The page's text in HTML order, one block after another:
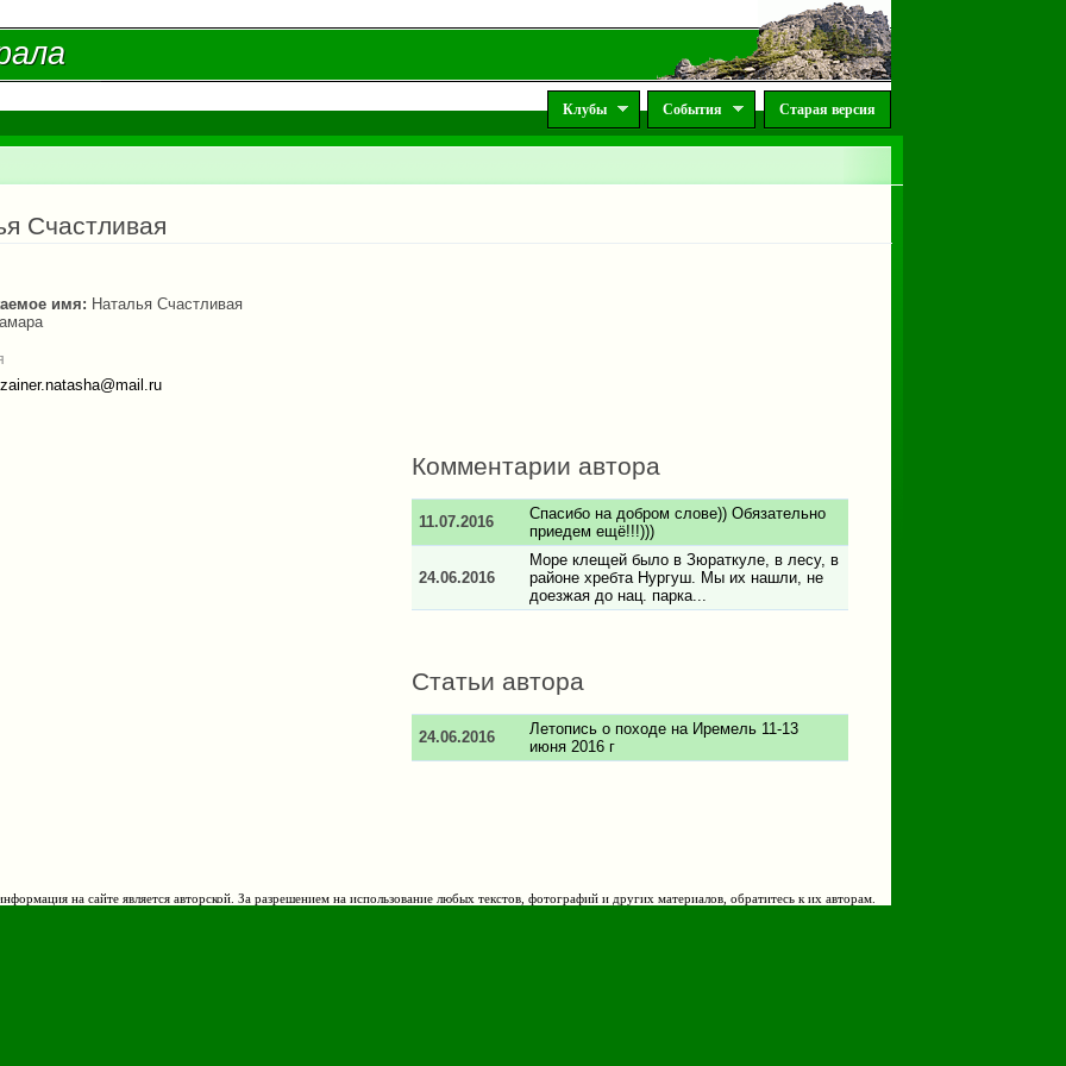
Клубы События Старая версия
Счастливая
имя: Наталья Счастливая
Комментарии автора
11.07.2016
Спасибо на добром слове)) Обязательно
приедем ещё!!!)))
24.06.2016
Море клещей было в Зюраткуле, в лесу, в
районе хребта Нургуш. Мы их нашли, не
доезжая до нац. парка...
Статьи автора
24.06.2016
Летопись о походе на Иремель 11-13
июня 2016 г
на сайте является авторской. За разрешением на использование любых текстов, фотографий и других материалов, обратитесь к их авторам.